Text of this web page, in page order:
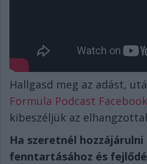
Hallgasd meg az adást,
Formula Podcast
kibeszéljük az
Ha szeretnél
fenntartásához és